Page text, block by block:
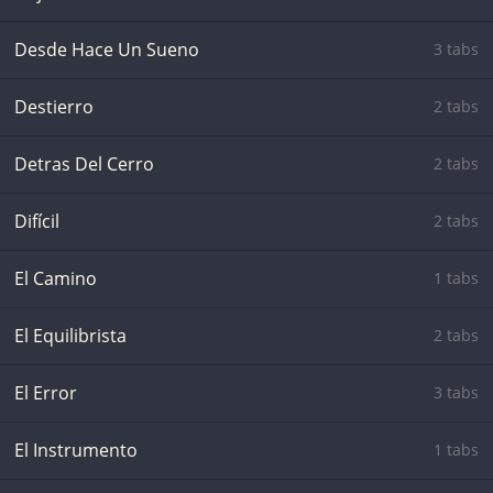
Desde Hace Un Sueno 3 tabs
Destierro 2 tabs
Detras Del Cerro 2 tabs
Difícil 2 tabs
El Camino 1 tabs
El Equilibrista 2 tabs
El Error 3 tabs
El Instrumento 1 tabs